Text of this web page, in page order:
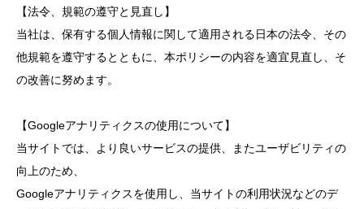
【法令、規範の遵守と見直し】
当社は、保有する個人情報に関して適用される日本の法令、その
他規範を遵守するとともに、本ポリシーの内容を適宜見直し、そ
の改善に努めます。
【Googleアナリティクスの使用について】
当サイトでは、より良いサービスの提供、またユーザビリティの
向上のため、
Googleアナリティクスを使用し、当サイトの利用状況などのデ